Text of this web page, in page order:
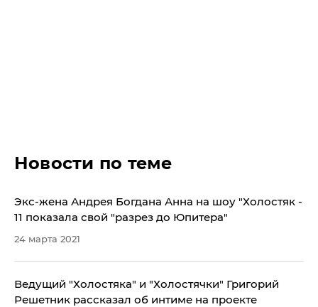
Новости по теме
Экс-жена Андрея Богдана Анна на шоу "Холостяк -
11 показала свой "разрез до Юпитера"
24 марта 2021
Ведущий "Холостяка" и "Холостячки" Григорий
Решетник рассказал об интиме на проекте